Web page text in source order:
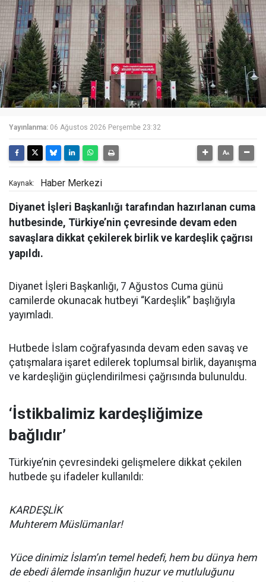
Yayınlanma: 06 Ağustos 2026 Perşembe 23:32
Kaynak: Haber Merkezi
Diyanet İşleri Başkanlığı tarafından hazırlanan cuma
hutbesinde, Türkiye’nin çevresinde devam eden
savaşlara dikkat çekilerek birlik ve kardeşlik çağrısı
yapıldı.
Diyanet İşleri Başkanlığı, 7 Ağustos Cuma günü
camilerde okunacak hutbeyi “Kardeşlik” başlığıyla
yayımladı.
Hutbede İslam coğrafyasında devam eden savaş ve
çatışmalara işaret edilerek toplumsal birlik, dayanışma
ve kardeşliğin güçlendirilmesi çağrısında bulunuldu.
‘İstikbalimiz kardeşliğimize
bağlıdır’
Türkiye’nin çevresindeki gelişmelere dikkat çekilen
hutbede şu ifadeler kullanıldı:
KARDEŞLİK
Muhterem Müslümanlar!
Yüce dinimiz İslam’ın temel hedefi, hem bu dünya hem
de ebedi âlemde insanlığın huzur ve mutluluğunu